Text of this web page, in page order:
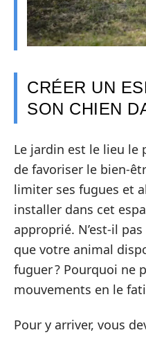
CRÉER UN
SON CHIEN
Le jardin est le lieu le
de favoriser le bien-
limiter ses fugues et
installer dans cet
approprié. N’est-il
que votre animal
fuguer ? Pourquoi ne
mouvements en le
Pour y arriver, vous